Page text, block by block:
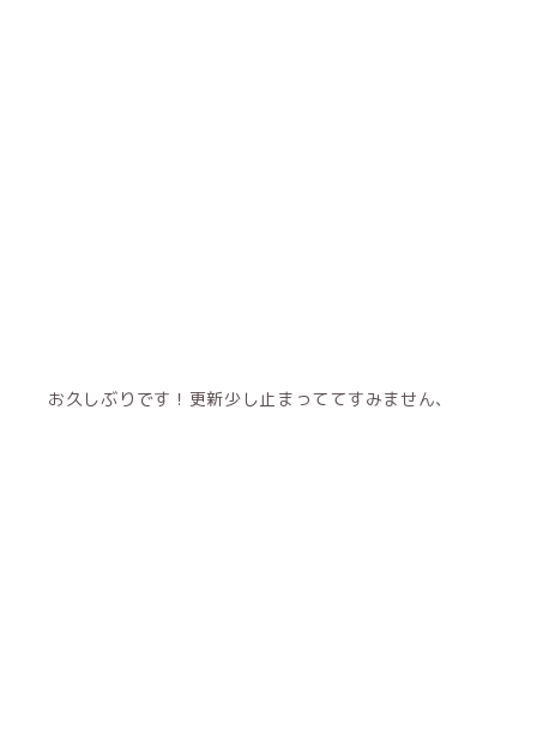
お久しぶりです！更新少し止まっててすみません、